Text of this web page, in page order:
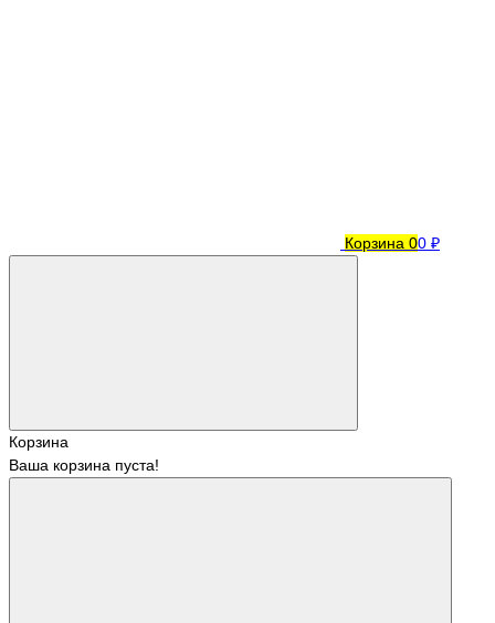
Корзина 00 ₽
Корзина
Ваша корзина пуста!